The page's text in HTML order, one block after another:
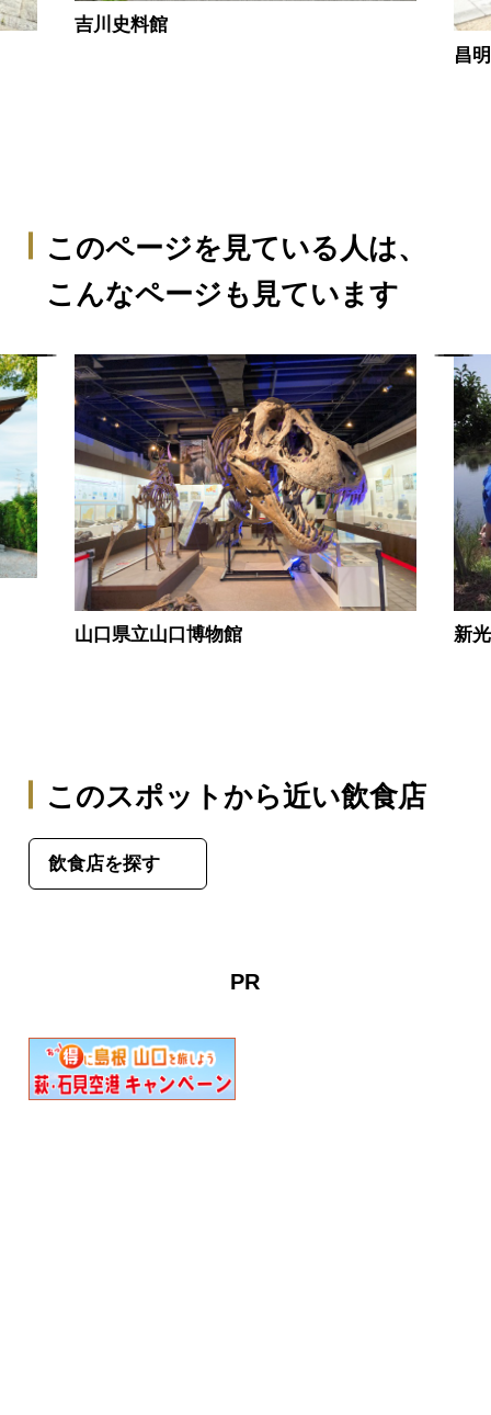
吉川史料館
昌
このページを見ている人は、
こんなページも見ています
山口県立山口博物館 新
このスポットから近い飲食店
飲食店を探す
PR